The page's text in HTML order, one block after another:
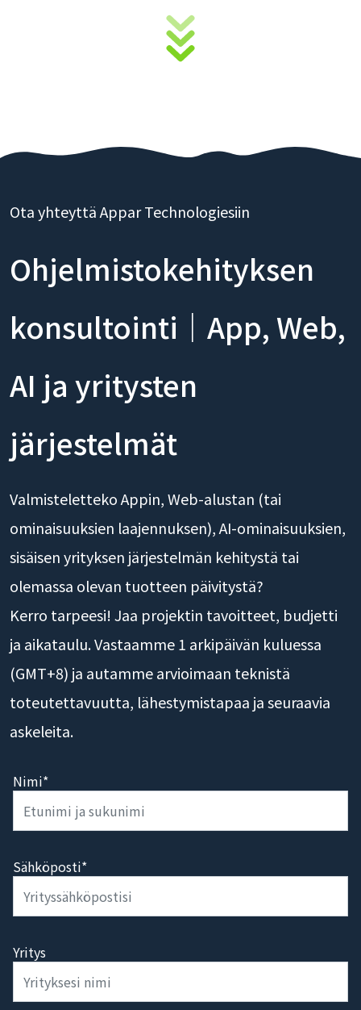
Ota yhteyttä Appar Technologiesiin
Ohjelmistokehityksen
konsultointi｜App, Web,
AI ja yritysten
järjestelmät
Valmisteletteko Appin, Web-alustan (tai
ominaisuuksien laajennuksen), AI-ominaisuuksien,
sisäisen yrityksen järjestelmän kehitystä tai
olemassa olevan tuotteen päivitystä?
Kerro tarpeesi! Jaa projektin tavoitteet, budjetti
ja aikataulu. Vastaamme 1 arkipäivän kuluessa
(GMT+8) ja autamme arvioimaan teknistä
toteutettavuutta, lähestymistapaa ja seuraavia
askeleita.
Nimi*
Sähköposti*
Yritys